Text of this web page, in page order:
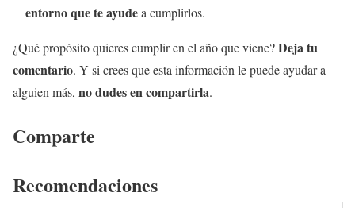
entorno que te ayudea cumplirlos.
¿Qué propósito quieres cumplir en el año que viene?Deja tu
comentario. Y si crees que esta información le puede ayudar a
alguien más, no dudes en compartirla.
Comparte
Recomendaciones